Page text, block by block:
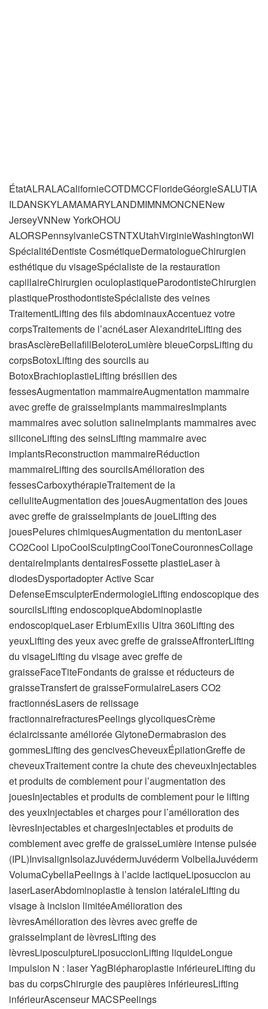
ÉtatALRALACalifornieCOTDMCCFlorideGéorgieSALUTIA
ILDANSKYLAMAMARYLANDMIMNMONCNENew
JerseyVNNew YorkOHOU
ALORSPennsylvanieCSTNTXUtahVirginieWashingtonWI
SpécialitéDentiste CosmétiqueDermatologueChirurgien
esthétique du visageSpécialiste de la restauration
capillaireChirurgien oculoplastiqueParodontisteChirurgien
plastiqueProsthodontisteSpécialiste des veines
TraitementLifting des fils abdominauxAccentuez votre
corpsTraitements de l’acnéLaser AlexandriteLifting des
brasAsclèreBellafillBeloteroLumière bleueCorpsLifting du
corpsBotoxLifting des sourcils au
BotoxBrachioplastieLifting brésilien des
fessesAugmentation mammaireAugmentation mammaire
avec greffe de graisseImplants mammairesImplants
mammaires avec solution salineImplants mammaires avec
siliconeLifting des seinsLifting mammaire avec
implantsReconstruction mammaireRéduction
mammaireLifting des sourcilsAmélioration des
fessesCarboxythérapieTraitement de la
celluliteAugmentation des jouesAugmentation des joues
avec greffe de graisseImplants de joueLifting des
jouesPelures chimiquesAugmentation du mentonLaser
CO2Cool LipoCoolSculptingCoolToneCouronnesCollage
dentaireImplants dentairesFossette plastieLaser à
diodesDysportadopter Active Scar
DefenseEmsculpterEndermologieLifting endoscopique des
sourcilsLifting endoscopiqueAbdominoplastie
endoscopiqueLaser ErbiumExilis Ultra 360Lifting des
yeuxLifting des yeux avec greffe de graisseAffronterLifting
du visageLifting du visage avec greffe de
graisseFaceTiteFondants de graisse et réducteurs de
graisseTransfert de graisseFormulaireLasers CO2
fractionnésLasers de relissage
fractionnairefracturesPeelings glycoliquesCrème
éclaircissante améliorée GlytoneDermabrasion des
gommesLifting des gencivesCheveuxÉpilationGreffe de
cheveuxTraitement contre la chute des cheveuxInjectables
et produits de comblement pour l’augmentation des
jouesInjectables et produits de comblement pour le lifting
des yeuxInjectables et charges pour l’amélioration des
lèvresInjectables et chargesInjectables et produits de
comblement avec greffe de graisseLumière intense pulsée
(IPL)InvisalignIsolazJuvédermJuvéderm VolbellaJuvéderm
VolumaCybellaPeelings à l’acide lactiqueLiposuccion au
laserLaserAbdominoplastie à tension latéraleLifting du
visage à incision limitéeAmélioration des
lèvresAmélioration des lèvres avec greffe de
graisseImplant de lèvresLifting des
lèvresLiposculptureLiposuccionLifting liquideLongue
impulsion N : laser YagBlépharoplastie inférieureLifting du
bas du corpsChirurgie des paupières inférieuresLifting
inférieurAscenseur MACSPeelings